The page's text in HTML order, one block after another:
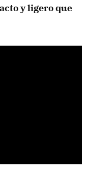
y ligero que